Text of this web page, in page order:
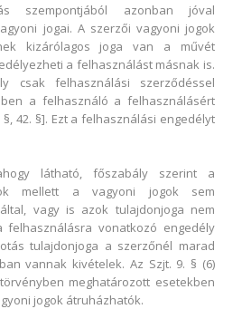
szempontjából azonban jóval
jogai. A szerzői vagyoni jogok
kizárólagos joga van a művét
a felhasználást másnak is.
csak felhasználási szerződéssel
a felhasználó a felhasználásért
42. §]. Ezt a felhasználási engedélyt
látható, főszabály szerint a
mellett a vagyoni jogok sem
vagy is azok tulajdonjoga nem
felhasználásra vonatkozó engedély
tulajdonjoga a szerzőnél marad
vannak kivételek. Az Szjt. 9. § (6)
meghatározott esetekben
jogok átruházhatók.